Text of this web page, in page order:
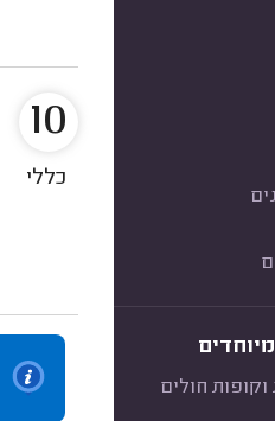
וקופות חולים
10
כללי